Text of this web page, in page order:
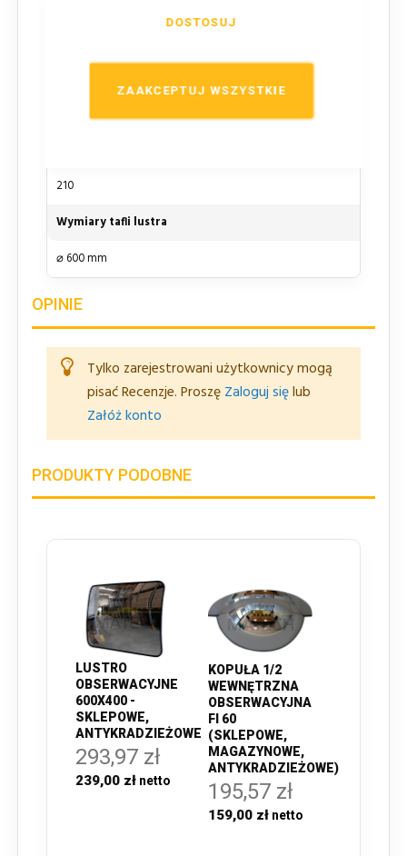
ZAAKCEPTUJ WSZYSTKIE
DOSTOSUJ
210
Wymiary tafli lustra
⌀ 600 mm
OPINIE
Tylko zarejestrowani użytkownicy mogą
pisać Recenzje. Proszę Zaloguj sięlub
Załóż konto
PRODUKTY PODOBNE
LUSTRO
OBSERWACYJNE
600X400 -
SKLEPOWE,
ANTYKRADZIEŻOWE
293,97 zł
239,00 zł
KOPUŁA 1/2
WEWNĘTRZNA
OBSERWACYJNA
FI 60
(SKLEPOWE,
MAGAZYNOWE,
ANTYKRADZIEŻOWE)
195,57 zł
159,00 zł